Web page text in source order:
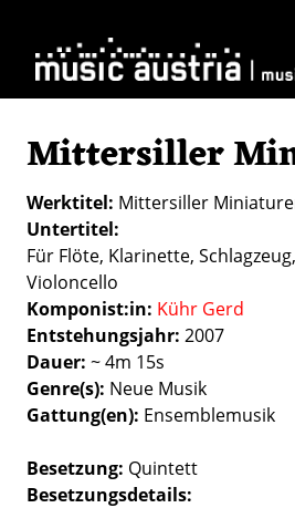
Mittersiller
Werktitel Mittersiller
Untertitel
Für Flöte, Klarinette,
Violoncello
Komponist:in Kühr Gerd
Entstehungsjahr 2007
Dauer ~ 4m 15s
Genre(s) Neue Musik
Gattung(en) Ensemblemusik
Besetzung Quintett
Besetzungsdetails